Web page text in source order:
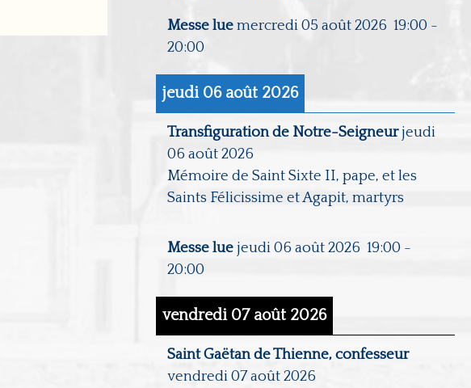
Messe lue mercredi 05 août 2026 19:00 -
20:00
jeudi 06 août 2026
Transfiguration de Notre-Seigneur jeudi
06 août 2026
Mémoire de Saint Sixte II, pape, et les
Saints Félicissime et Agapit, martyrs
Messe lue jeudi 06 août 2026 19:00-
20:00
vendredi 07 août 2026
Saint Gaëtan de Thienne, confesseur
vendredi 07 août 2026